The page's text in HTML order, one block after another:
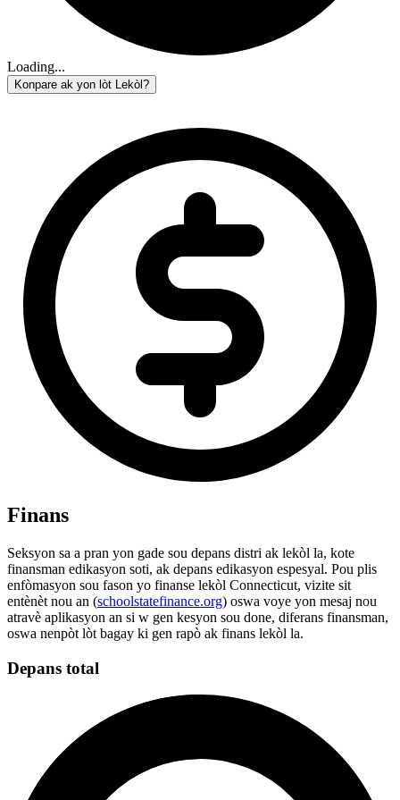
Loading...
Konpare ak yon lòt Lekòl?
Finans
Seksyon sa a pran yon gade sou depans distri ak lekòl la, kote
finansman edikasyon soti, ak depans edikasyon espesyal. Pou plis
enfòmasyon sou fason yo finanse lekòl Connecticut, vizite sit
entènèt nou an (schoolstatefinance.org) oswa voye yon mesaj nou
atravè aplikasyon an si w gen kesyon sou done, diferans finansman,
oswa nenpòt lòt bagay ki gen rapò ak finans lekòl la.
Depans total